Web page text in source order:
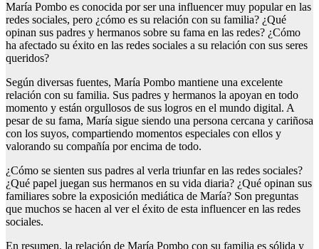
María Pombo es conocida por ser una influencer muy popular en las
redes sociales, pero ¿cómo es su relación con su familia? ¿Qué
opinan sus padres y hermanos sobre su fama en las redes? ¿Cómo
ha afectado su éxito en las redes sociales a su relación con sus seres
queridos?
Según diversas fuentes, María Pombo mantiene una excelente
relación con su familia. Sus padres y hermanos la apoyan en todo
momento y están orgullosos de sus logros en el mundo digital. A
pesar de su fama, María sigue siendo una persona cercana y cariñosa
con los suyos, compartiendo momentos especiales con ellos y
valorando su compañía por encima de todo.
¿Cómo se sienten sus padres al verla triunfar en las redes sociales?
¿Qué papel juegan sus hermanos en su vida diaria? ¿Qué opinan sus
familiares sobre la exposición mediática de María? Son preguntas
que muchos se hacen al ver el éxito de esta influencer en las redes
sociales.
En resumen, la relación de María Pombo con su familia es sólida y